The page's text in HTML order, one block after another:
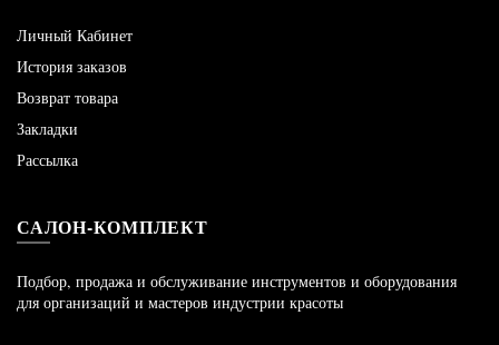
Личный Кабинет
История заказов
Возврат товара
Закладки
Рассылка
САЛОН-КОМПЛЕКТ
Подбор, продажа и обслуживание инструментов и оборудования
для организаций и мастеров индустрии красоты